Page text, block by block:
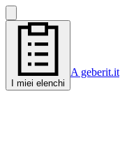
I miei elenchi
A geberit.it